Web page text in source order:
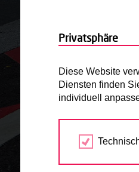
Privatsphäre
Diese Website
Diensten finden
individuell